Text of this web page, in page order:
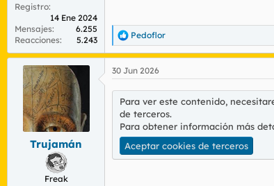
Registro
14 Ene 2024
Mensajes
6.255
Reacciones
5.243
R
e
a
c
o
n
e
s
Pedoflor
Trujamán
Freak
30 Jun 2026
Para ver este contenido,
de terceros.
Para obtener información más
Aceptar cookies de terceros